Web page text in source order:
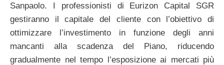
Sanpaolo. I professionisti di Eurizon Capital SGR
gestiranno il capitale del cliente con l’obiettivo di
ottimizzare l’investimento in funzione degli anni
mancanti alla scadenza del Piano, riducendo
gradualmente nel tempo l’esposizione ai mercati più